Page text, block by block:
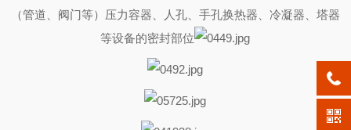
（管道、阀门等）压力容器、人孔、手孔换热器、冷凝器、塔器
等设备的密封部位